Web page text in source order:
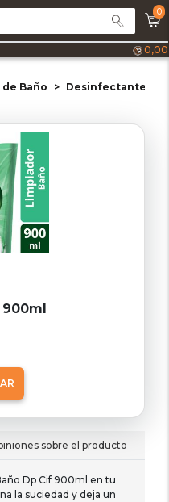
0
0,00
Baño Desinfectantes
sobre el producto
Dp Cif 900ml en tu
la suciedad y deja un